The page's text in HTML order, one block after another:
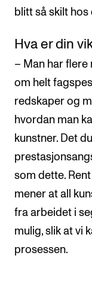
blitt så skilt hos
Hva er din
– Man har
om helt
redskaper og
hvordan man
kunstner. Det
som dette.
mener at all
fra arbeidet i
mulig, slik at vi
prosessen.